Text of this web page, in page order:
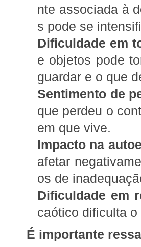
nte associada à
s pode se
Dificuldade em
e objetos pode
guardar e o que
Sentimento de
que perdeu o
em que vive.
Impacto na
afetar
os de
Dificuldade em
caótico dificulta
É importante